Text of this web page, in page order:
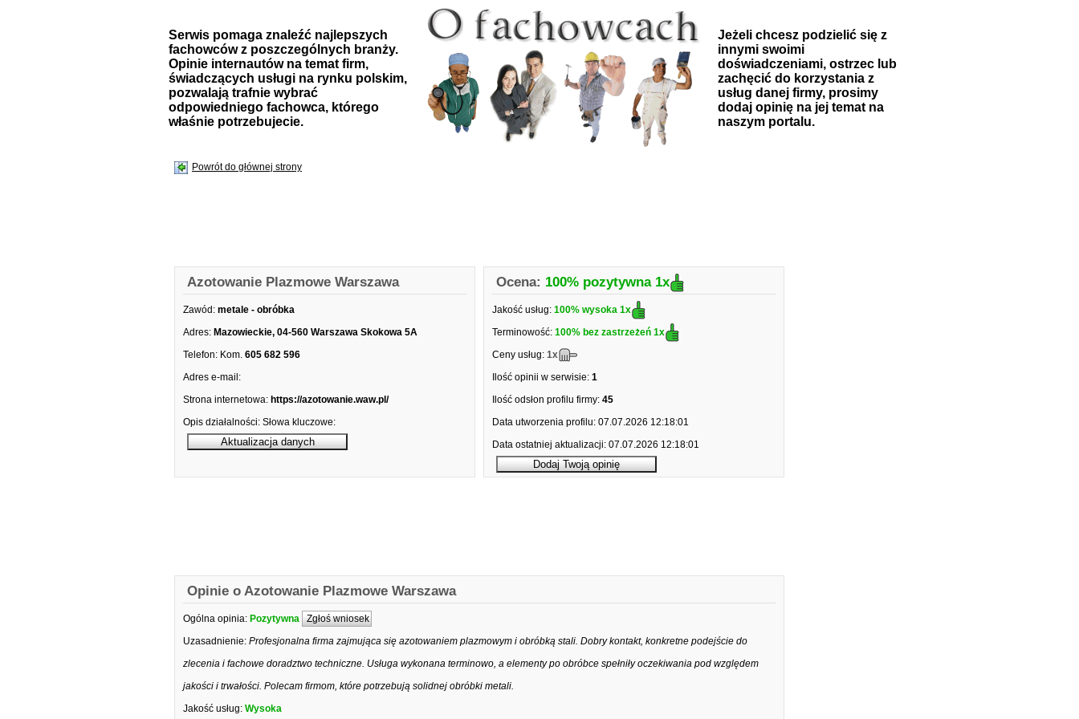
Serwis pomaga znaleźć najlepszych
fachowców z poszczególnych branży.
Opinie internautów na temat firm,
świadczących usługi na rynku polskim,
pozwalają trafnie wybrać
odpowiedniego fachowca, którego
właśnie potrzebujecie.
Jeżeli chcesz podzielić się z
innymi swoimi
doświadczeniami, ostrzec lub
zachęcić do korzystania z
usług danej firmy, prosimy
dodaj opinię na jej temat na
naszym portalu.
Powrót do głównej strony
Azotowanie Plazmowe Warszawa
Zawód: metale - obróbka
Adres: Mazowieckie, 04-560 Warszawa Skokowa 5A
Telefon: Kom. 605 682 596
Adres e-mail:
Strona internetowa: https://azotowanie.waw.pl/
Opis działalności: Słowa kluczowe:
Ocena: 100% pozytywna 1x
Jakość usług: 100% wysoka 1x
Terminowość: 100% bez zastrzeżeń 1x
Ceny usług: 1x
Ilość opinii w serwisie: 1
Ilość odsłon profilu firmy: 45
Data utworzenia profilu: 07.07.2026 12:18:01
Data ostatniej aktualizacji: 07.07.2026 12:18:01
Opinie o Azotowanie Plazmowe Warszawa
Ogólna opinia: Pozytywna Zgłoś wniosek
Uzasadnienie: Profesjonalna firma zajmująca się azotowaniem plazmowym i obróbką stali. Dobry kontakt, konkretne podejście do
zlecenia i fachowe doradztwo techniczne. Usługa wykonana terminowo, a elementy po obróbce spełniły oczekiwania pod względem
jakości i trwałości. Polecam firmom, które potrzebują solidnej obróbki metali.
Jakość usług: Wysoka